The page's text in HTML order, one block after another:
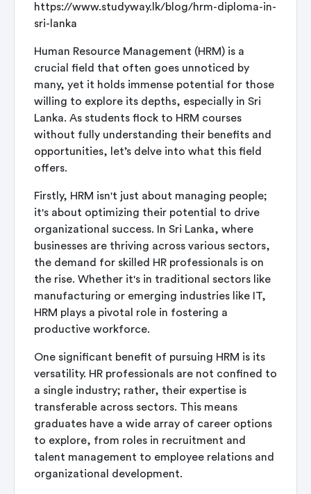
https://www.studyway.lk/blog/hrm-diploma-in-
sri-lanka
Human Resource Management (HRM) is a
crucial field that often goes unnoticed by
many, yet it holds immense potential for those
willing to explore its depths, especially in Sri
Lanka. As students flock to HRM courses
without fully understanding their benefits and
opportunities, let’s delve into what this field
offers.
Firstly, HRM isn't just about managing people;
it's about optimizing their potential to drive
organizational success. In Sri Lanka, where
businesses are thriving across various sectors,
the demand for skilled HR professionals is on
the rise. Whether it's in traditional sectors like
manufacturing or emerging industries like IT,
HRM plays a pivotal role in fostering a
productive workforce.
One significant benefit of pursuing HRM is its
versatility. HR professionals are not confined to
a single industry; rather, their expertise is
transferable across sectors. This means
graduates have a wide array of career options
to explore, from roles in recruitment and
talent management to employee relations and
organizational development.